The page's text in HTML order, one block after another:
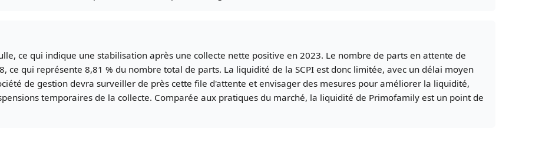
ce qui indique une stabilisation après une collecte nette positive en 2023. Le nombre de parts en attente de
ce qui représente 8,81 % du nombre total de parts. La liquidité de la SCPI est donc limitée, avec un délai moyen
de gestion devra surveiller de près cette file d'attente et envisager des mesures pour améliorer la liquidité,
temporaires de la collecte. Comparée aux pratiques du marché, la liquidité de Primofamily est un point de